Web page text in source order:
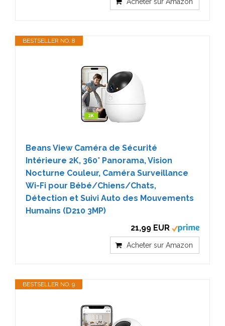
BESTSELLER NO. 8
Beans View Caméra de Sécurité
Intérieure 2K, 360° Panorama, Vision
Nocturne Couleur, Caméra Surveillance
Wi-Fi pour Bébé/Chiens/Chats,
Détection et Suivi Auto des Mouvements
Humains (D210 3MP)
21,99 EUR
Acheter sur Amazon
BESTSELLER NO. 9